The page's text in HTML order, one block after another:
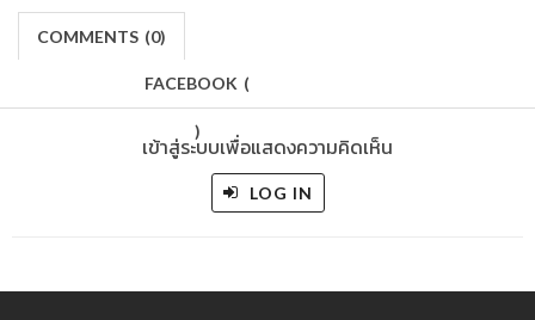
COMMENTS (0)
FACEBOOK (
)
เข้าสู่ระบบเพื่อแสดงความคิดเห็น
LOG IN